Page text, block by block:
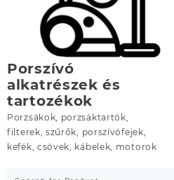
Porszívó
alkatrészek és
tartozékok
Porzsákok, porzsáktartók,
filterek, szűrők, porszívófejek,
kefék, csövek, kábelek, motorok